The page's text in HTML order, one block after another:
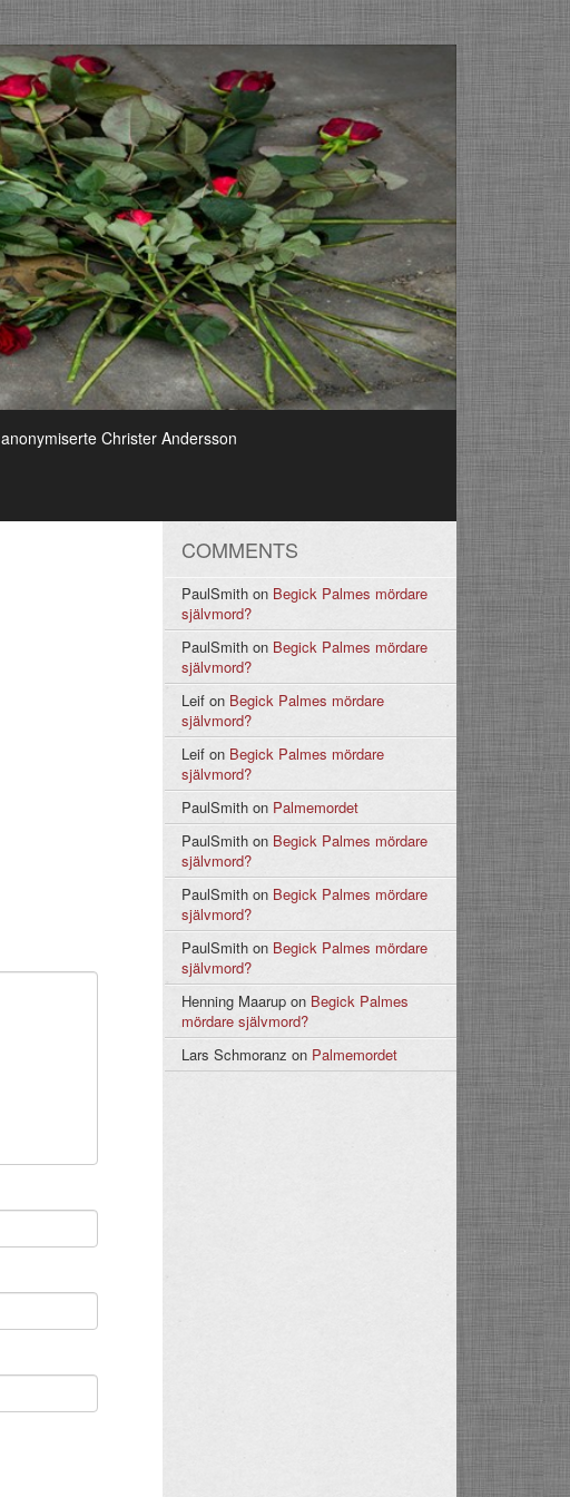
Christer Andersson
COMMENTS
PaulSmithon Begick Palmes mördare
självmord?
PaulSmithon Begick Palmes mördare
självmord?
Leifon Begick Palmes mördare
självmord?
Leifon Begick Palmes mördare
självmord?
PaulSmithon Palmemordet
PaulSmithon Begick Palmes mördare
självmord?
PaulSmithon Begick Palmes mördare
självmord?
PaulSmithon Begick Palmes mördare
självmord?
Henning Maarupon Begick Palmes
mördare självmord?
Lars Schmoranz on Palmemordet